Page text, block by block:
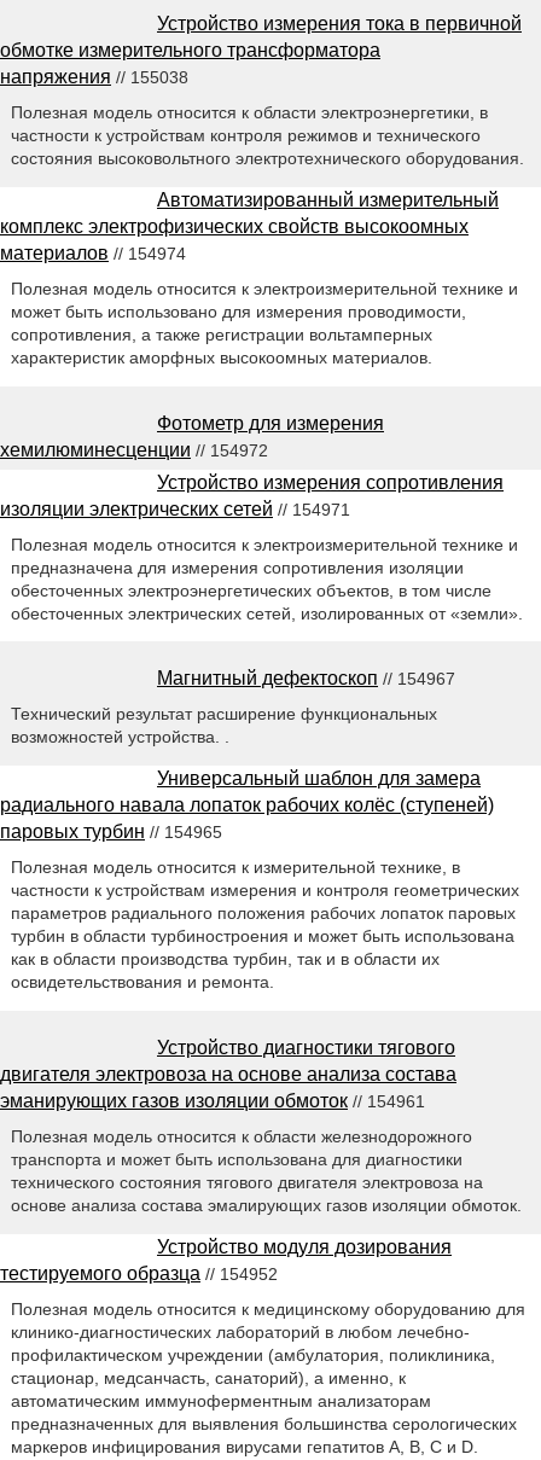
Устройство измерения тока в первичной
обмотке измерительного трансформатора
напряжения // 155038
Полезная модель относится к области электроэнергетики, в
частности к устройствам контроля режимов и технического
состояния высоковольтного электротехнического оборудования.
Автоматизированный измерительный
комплекс электрофизических свойств высокоомных
материалов // 154974
Полезная модель относится к электроизмерительной технике и
может быть использовано для измерения проводимости,
сопротивления, а также регистрации вольтамперных
характеристик аморфных высокоомных материалов.
Фотометр для измерения
хемилюминесценции // 154972
Устройство измерения сопротивления
изоляции электрических сетей // 154971
Полезная модель относится к электроизмерительной технике и
предназначена для измерения сопротивления изоляции
обесточенных электроэнергетических объектов, в том числе
обесточенных электрических сетей, изолированных от «земли».
Магнитный дефектоскоп // 154967
Технический результат расширение функциональных
возможностей устройства. .
Универсальный шаблон для замера
радиального навала лопаток рабочих колёс (ступеней)
паровых турбин // 154965
Полезная модель относится к измерительной технике, в
частности к устройствам измерения и контроля геометрических
параметров радиального положения рабочих лопаток паровых
турбин в области турбиностроения и может быть использована
как в области производства турбин, так и в области их
освидетельствования и ремонта.
Устройство диагностики тягового
двигателя электровоза на основе анализа состава
эманирующих газов изоляции обмоток // 154961
Полезная модель относится к области железнодорожного
транспорта и может быть использована для диагностики
технического состояния тягового двигателя электровоза на
основе анализа состава эмалирующих газов изоляции обмоток.
Устройство модуля дозирования
тестируемого образца // 154952
Полезная модель относится к медицинскому оборудованию для
клинико-диагностических лабораторий в любом лечебно-
профилактическом учреждении (амбулатория, поликлиника,
стационар, медсанчасть, санаторий), а именно, к
автоматическим иммуноферментным анализаторам
предназначенных для выявления большинства серологических
маркеров инфицирования вирусами гепатитов A, B, C и D.